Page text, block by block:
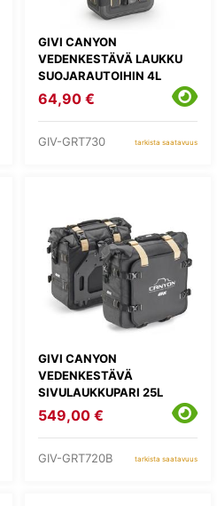
GIVI CANYON
VEDENKESTÄVÄ LAUKKU
SUOJARAUTOIHIN 4L
64,90 €
GIV-GRT730 tarkista saatavuus
GIVI CANYON
VEDENKESTÄVÄ
SIVULAUKKUPARI 25L
549,00 €
GIV-GRT720B tarkista saatavuus